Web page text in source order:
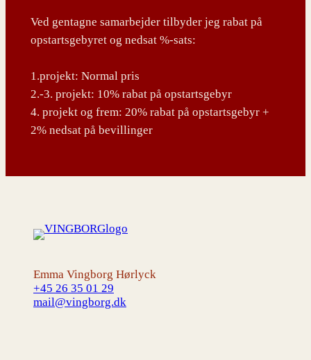
Ved gentagne samarbejder tilbyder jeg rabat på
opstartsgebyret og nedsat %-sats:
1.projekt: Normal pris
2.-3. projekt: 10% rabat på opstartsgebyr
4. projekt og frem: 20% rabat på opstartsgebyr +
2% nedsat på bevillinger
Emma Vingborg Hørlyck
+45 26 35 01 29
mail@vingborg.dk